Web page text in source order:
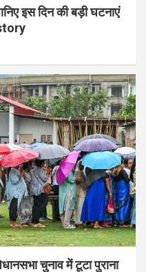
इस दिन की बड़ी घटनाएं
चुनाव में टूटा पुराना